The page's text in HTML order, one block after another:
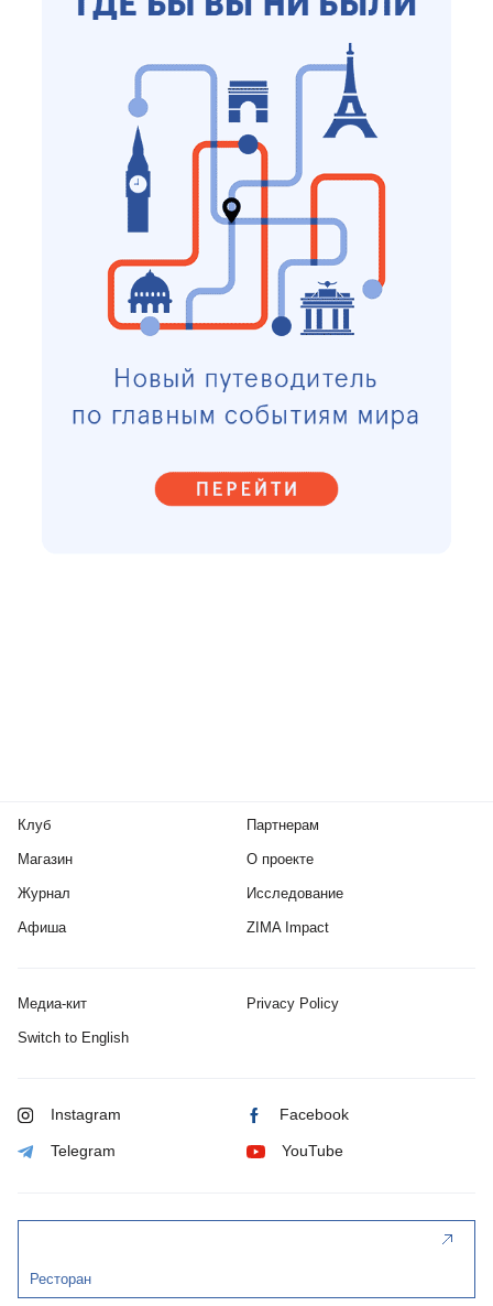
Клуб
Магазин
Журнал
Афиша
Партнерам
О проекте
Исследование
ZIMA Impact
Медиа-кит Privacy Policy
Switch to English
Instagram Facebook
Telegram YouTube
Ресторан